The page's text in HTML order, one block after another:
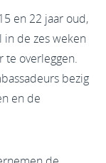
en 22 jaar oud,
de zes weken
te overleggen.
bezig
en de